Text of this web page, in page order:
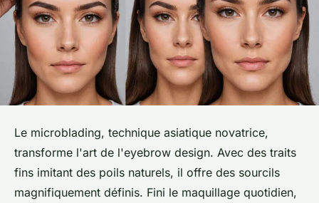
Le microblading, technique asiatique novatrice,
transforme l'art de l'eyebrow design. Avec des traits
fins imitant des poils naturels, il offre des sourcils
magnifiquement définis. Fini le maquillage quotidien,